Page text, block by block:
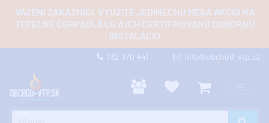
VÁŽENÍ ZÁKAZNÍCI, VYUŽITE JEDINEČNÚ MEGA AKCIU NA
TEPELNÉ ČERPADLÁ LG A ICH CERTIFIKOVANÚ ODBORNÚ
INŠTALÁCIU
732 370 441 info@obchod-vtp.cz